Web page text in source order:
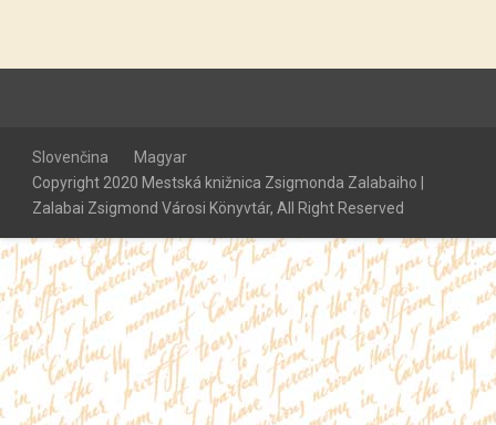
Slovenčina
Magyar
Copyright 2020 Mestská knižnica Zsigmonda Zalabaiho |
Zalabai Zsigmond Városi Könyvtár, All Right Reserved